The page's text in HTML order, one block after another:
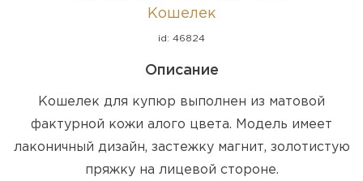
Кошелек
id: 46824
Описание
Кошелек для купюр выполнен из матовой
фактурной кожи алого цвета. Модель имеет
лаконичный дизайн, застежку магнит, золотистую
пряжку на лицевой стороне.